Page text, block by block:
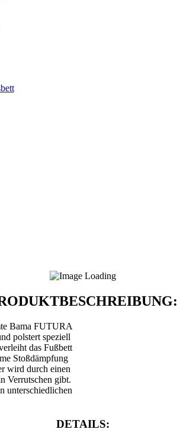
Bama FUTURA
polstert speziell
das Fußbett
Stoßdämpfung
wird durch einen
Verrutschen gibt.
unterschiedlichen
DETAILS: